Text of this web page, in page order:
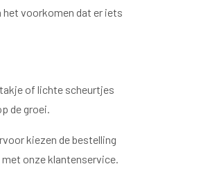
het voorkomen dat er iets
of lichte scheurtjes
de groei.
kiezen de bestelling
onze klantenservice.